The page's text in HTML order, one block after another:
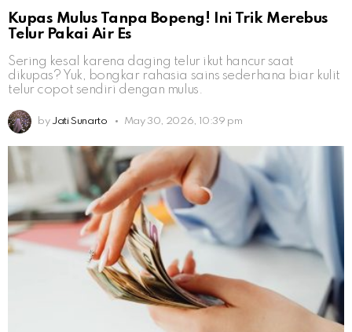
Kupas Mulus Tanpa Bopeng! Ini Trik Merebus
Telur Pakai Air Es
Sering kesal karena daging telur ikut hancur saat
dikupas? Yuk, bongkar rahasia sains sederhana biar kulit
telur copot sendiri dengan mulus.
by Jati Sunarto May 30, 2026, 10:39 pm